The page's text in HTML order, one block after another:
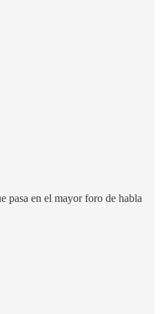
pasa en el mayor foro de habla